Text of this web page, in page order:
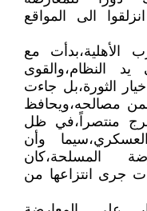
الى المواقع
الأهلية،بدأت مع
النظام،والقوى
الثورة،بل جاءت
مصالحه،ويحافظ
منتصراً،في ظل
وأن
المسلحة،كان
جرى انتزاعها من